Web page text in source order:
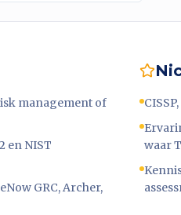
management of
en NIST
GRC, Archer,
waar